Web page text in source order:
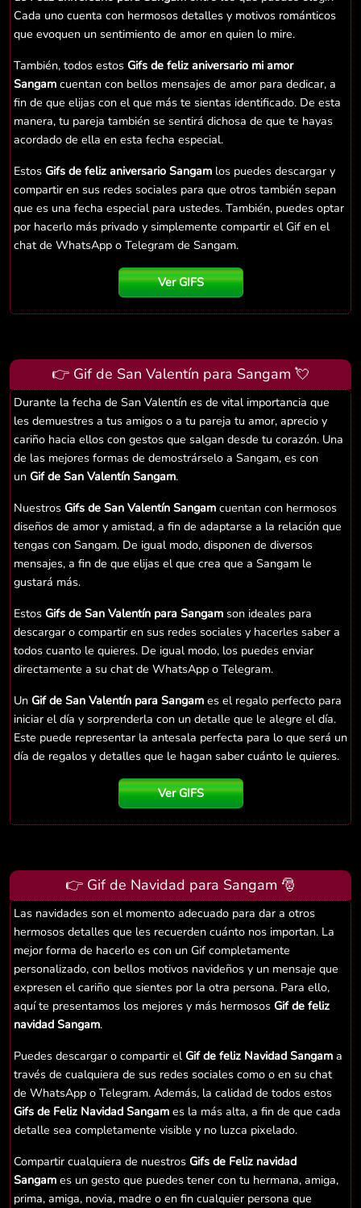
Cada uno cuenta con hermosos detalles y motivos románticos
que evoquen un sentimiento de amor en quien lo mire.
También, todos estos Gifs de feliz aniversario mi amor
Sangam cuentan con bellos mensajes de amor para dedicar, a
fin de que elijas con el que más te sientas identificado. De esta
manera, tu pareja también se sentirá dichosa de que te hayas
acordado de ella en esta fecha especial.
Estos Gifs de feliz aniversario Sangam los puedes descargar y
compartir en sus redes sociales para que otros también sepan
que es una fecha especial para ustedes. También, puedes optar
por hacerlo más privado y simplemente compartir el Gif en el
chat de WhatsApp o Telegram de Sangam.
Ver GIFS
👉 Gif de San Valentín para Sangam 💘
Durante la fecha de San Valentín es de vital importancia que
les demuestres a tus amigos o a tu pareja tu amor, aprecio y
cariño hacia ellos con gestos que salgan desde tu corazón. Una
de las mejores formas de demostrárselo a Sangam, es con
un Gif de San Valentín Sangam.
Nuestros Gifs de San Valentín Sangam cuentan con hermosos
diseños de amor y amistad, a fin de adaptarse a la relación que
tengas con Sangam. De igual modo, disponen de diversos
mensajes, a fin de que elijas el que crea que a Sangam le
gustará más.
Estos Gifs de San Valentín para Sangam son ideales para
descargar o compartir en sus redes sociales y hacerles saber a
todos cuanto le quieres. De igual modo, los puedes enviar
directamente a su chat de WhatsApp o Telegram.
Un Gif de San Valentín para Sangam es el regalo perfecto para
iniciar el día y sorprenderla con un detalle que le alegre el día.
Este puede representar la antesala perfecta para lo que será un
día de regalos y detalles que le hagan saber cuánto le quieres.
Ver GIFS
👉 Gif de Navidad para Sangam 🎅
Las navidades son el momento adecuado para dar a otros
hermosos detalles que les recuerden cuánto nos importan. La
mejor forma de hacerlo es con un Gif completamente
personalizado, con bellos motivos navideños y un mensaje que
expresen el cariño que sientes por la otra persona. Para ello,
aquí te presentamos los mejores y más hermosos Gif de feliz
navidad Sangam.
Puedes descargar o compartir elGif de feliz Navidad Sangam a
través de cualquiera de sus redes sociales como o en su chat
de WhatsApp o Telegram. Además, la calidad de todos estos
Gifs de Feliz Navidad Sangam es la más alta, a fin de que cada
detalle sea completamente visible y no luzca pixelado.
Compartir cualquiera de nuestros Gifs de Feliz navidad
Sangam es un gesto que puedes tener con tu hermana, amiga,
prima, amiga, novia, madre o en fin cualquier persona que